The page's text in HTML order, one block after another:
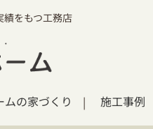
をもつ工務店
ムの家づくり 施工事例